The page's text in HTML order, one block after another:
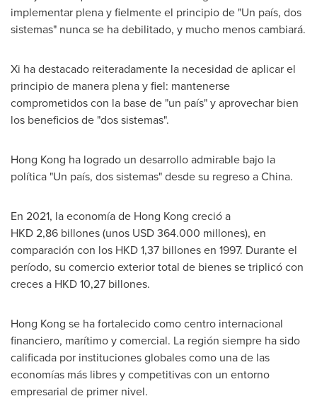
implementar plena y fielmente el principio de "Un país, dos
sistemas" nunca se ha debilitado, y mucho menos cambiará.
Xi ha destacado reiteradamente la necesidad de aplicar el
principio de manera plena y fiel: mantenerse
comprometidos con la base de "un país" y aprovechar bien
los beneficios de "dos sistemas".
Hong Kong ha logrado un desarrollo admirable bajo la
política "Un país, dos sistemas" desde su regreso aChina.
En 2021, la economía de Hong Kong creció a
HKD 2,86 billones (unos USD 364.000 millones), en
comparación con los HKD 1,37 billones en 1997. Durante el
período, su comercio exterior total de bienes se triplicó con
creces a HKD 10,27 billones.
Hong Kong se ha fortalecido como centro internacional
financiero, marítimo y comercial. La región siempre ha sido
calificada por instituciones globales como una de las
economías más libres y competitivas con un entorno
empresarial de primer nivel.